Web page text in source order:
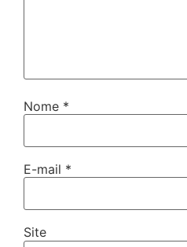
Nome *
E-mail *
Site